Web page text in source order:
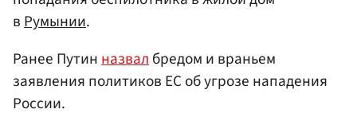
вРумынии.
Ранее Путинназвалбредом и враньем
заявления политиков ЕС об угрозе нападения
России.